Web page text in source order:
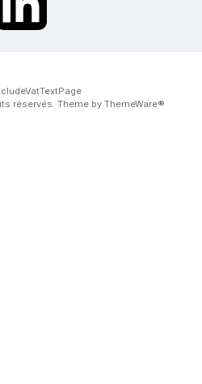
réservés. Theme by ThemeWare®